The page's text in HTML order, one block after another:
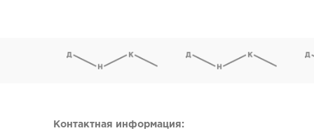
Контактная информация: